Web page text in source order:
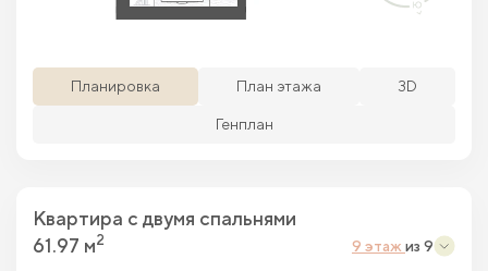
Планировка План этажа 3D
Генплан
Квартира c двумя спальнями
61.97 м2 9 этаж из 9